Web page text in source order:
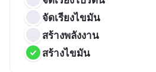
จัดเรียงไขมัน
สร้างพลังงาน
สร้างไขมัน